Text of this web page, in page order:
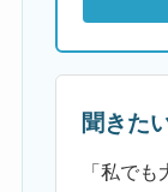
聞きた
「私で